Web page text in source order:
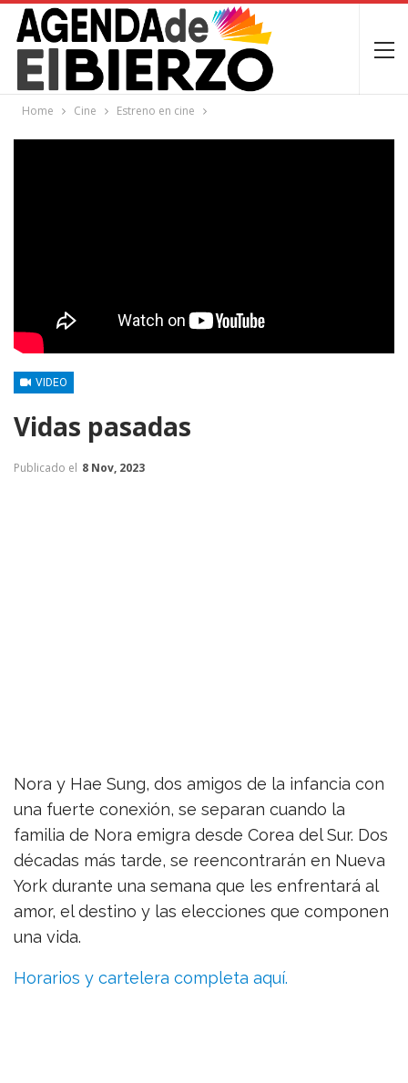
Home Cine Estreno en cine
VIDEO
Vidas pasadas
Publicado el 8 Nov, 2023
Nora y Hae Sung, dos amigos de la infancia con
una fuerte conexión, se separan cuando la
familia de Nora emigra desde Corea del Sur. Dos
décadas más tarde, se reencontrarán en Nueva
York durante una semana que les enfrentará al
amor, el destino y las elecciones que componen
una vida.
Horarios y cartelera completa aquí.